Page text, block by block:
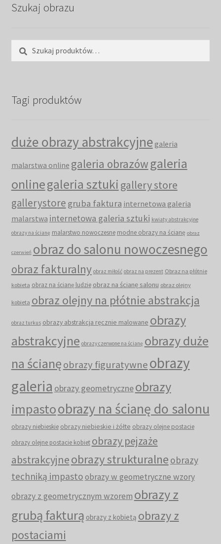
Szukaj obrazu
Tagi produktów
duże obrazy abstrakcyjne galeria
malarstwa online galeria obrazów galeria
onlinegaleria sztuki gallery store
gallerystore gruba faktura internetowa galeria
malarstwa internetowa galeria sztuki kwiaty abstrakcyjne
obrazy na ścianę malarstwo nowoczesne modne obrazy na ścianę obraz
czerwień obraz do salonu nowoczesnego
obraz fakturalny obraz miłość obraz na prezent Obraz na płótnie
kobieta obraz na ścianę ludzie obraz na ścianę salonu obraz olejny
kobieta obraz olejny na płótnie abstrakcja
obraz turkus obrazy abstrakcja ręcznie malowane obrazy
abstrakcyjne obrazy czerwone na ścianę obrazy duże
na ścianęobrazy figuratywneobrazy
galeria obrazy geometryczneobrazy
impastoobrazy na ścianę do salonu
obrazy niebieskie obrazy niebieskie i żółte obrazy olejne postacie
obrazy olejne postacie kobiet obrazy pejzaże
abstrakcyjneobrazy strukturalne obrazy
techniką impastoobrazy w geometryczne wzory
obrazy z geometrycznym wzorem obrazy z
grubą fakturą obrazy z kobietą obrazy z
postaciami